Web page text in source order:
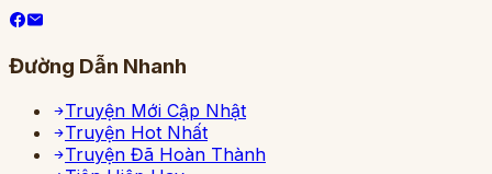
Đường Dẫn Nhanh
Truyện Mới Cập Nhật
Truyện Hot Nhất
Truyện Đã Hoàn Thành